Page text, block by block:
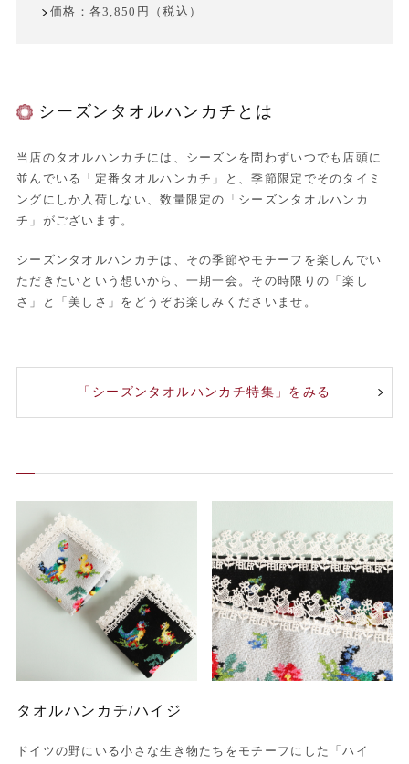
価格：各3,850円（税込）
シーズンタオルハンカチとは
当店のタオルハンカチには、シーズンを問わずいつでも店頭に
並んでいる「定番タオルハンカチ」と、季節限定でそのタイミ
ングにしか入荷しない、数量限定の「シーズンタオルハンカ
チ」がございます。
シーズンタオルハンカチは、その季節やモチーフを楽しんでい
ただきたいという想いから、一期一会。その時限りの「楽し
さ」と「美しさ」をどうぞお楽しみくださいませ。
「シーズンタオルハンカチ特集」をみる
タオルハンカチ/ハイジ
ドイツの野にいる小さな生き物たちをモチーフにした「ハイ